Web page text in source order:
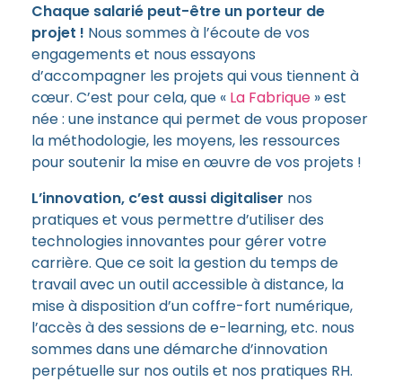
Chaque salarié peut-être un porteur de
projet ! Nous sommes à l’écoute de vos
engagements et nous essayons
d’accompagner les projets qui vous tiennent à
cœur. C’est pour cela, que « La Fabrique » est
née : une instance qui permet de vous proposer
la méthodologie, les moyens, les ressources
pour soutenir la mise en œuvre de vos projets !
L’innovation, c’est aussi digitaliser nos
pratiques et vous permettre d’utiliser des
technologies innovantes pour gérer votre
carrière. Que ce soit la gestion du temps de
travail avec un outil accessible à distance, la
mise à disposition d’un coffre-fort numérique,
l’accès à des sessions de e-learning, etc. nous
sommes dans une démarche d’innovation
perpétuelle sur nos outils et nos pratiques RH.